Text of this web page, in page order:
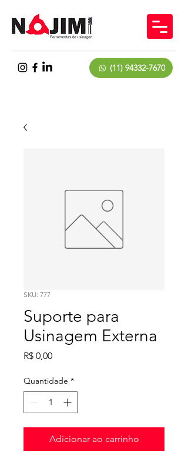
(11) 94332-7670
SKU: 777
Suporte para
Usinagem Externa
R$ 0,00Preço
Quantidade *
Adicionar ao carrinho